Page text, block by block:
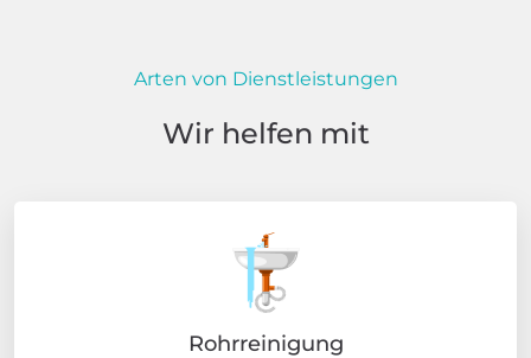
Arten von Dienstleistungen
Wir helfen mit
Rohrreinigung